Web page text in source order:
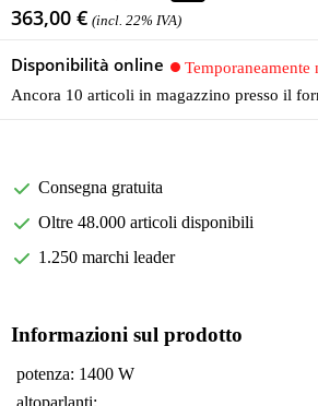
363,00 € (incl. 22% IVA)
Disponibilità online
Ancora 10 articoli in magazzino presso il
Consegna gratuita
Oltre 48.000 articoli disponibili
1.250 marchi leader
Informazioni sul prodotto
potenza: 1400 W
altoparlanti: